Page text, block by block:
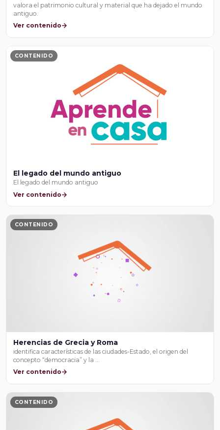
valora el patrimonio cultural y material que ha dejado el mundo
antiguo.
Ver contenido
CONTENIDO
El legado del mundo antiguo
El legado del mundo antiguo
Ver contenido
CONTENIDO
Herencias de Grecia y Roma
identifica características de las ciudades-Estado, el origen del
concepto “democracia” y la …
Ver contenido
CONTENIDO